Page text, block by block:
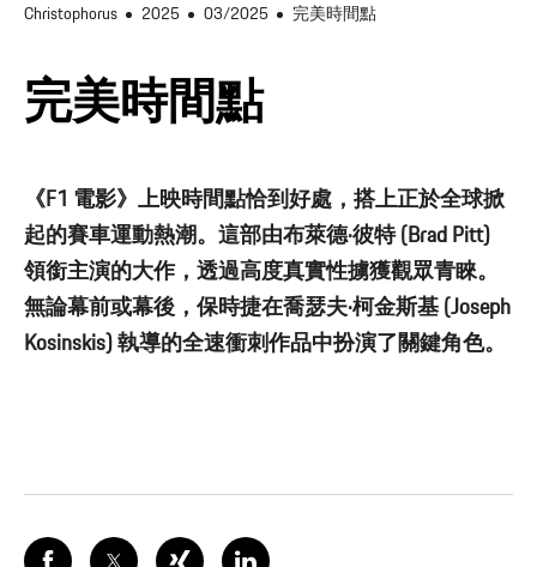
Christophorus 2025 03/2025 完美時間點
完美時間點
《F1 電影》上映時間點恰到好處，搭上正於全球掀
起的賽車運動熱潮。這部由布萊德·彼特 (Brad Pitt)
領銜主演的大作，透過高度真實性擄獲觀眾青睞。
無論幕前或幕後，保時捷在喬瑟夫·柯金斯基 (Joseph
Kosinskis) 執導的全速衝刺作品中扮演了關鍵角色。